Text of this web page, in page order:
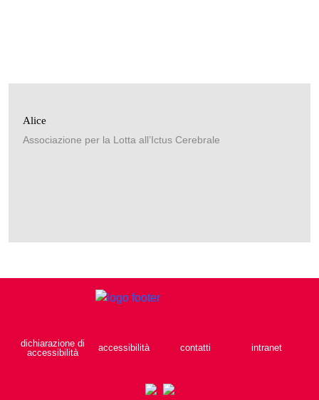
Alice
Associazione per la Lotta all’Ictus Cerebrale
dichiarazione di
accessibilità
accessibilità contatti intranet